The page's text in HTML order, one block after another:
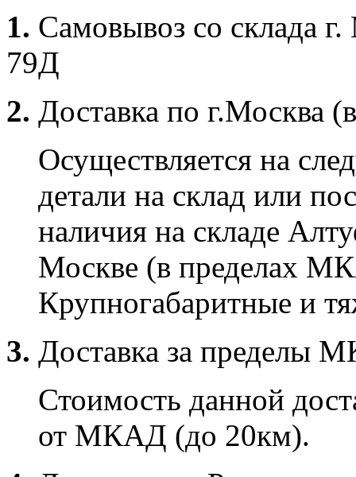
1. Самовывоз со склада
79Д
2. Доставка по г.Москва
Осуществляется на
детали на склад или
наличия на складе
Москве (в пределах
Крупногабаритные и
3. Доставка за пределы
Стоимость данной
от МКАД (до 20км).